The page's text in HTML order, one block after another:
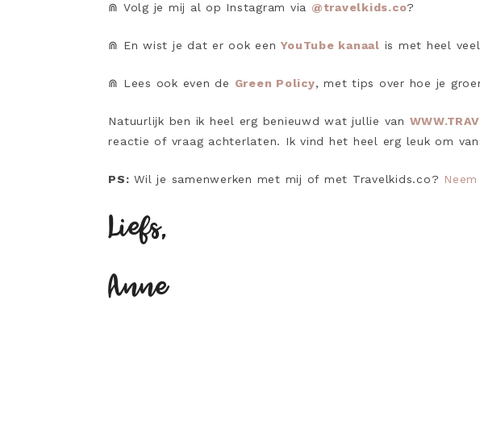
⋒ Volg je mij al op Instagram via @travelkids.co?
⋒ En wist je dat er ook eenYouTube kanaal is met heel
⋒ Lees ook even de Green Policy, met tips over hoe je
Natuurlijk ben ik heel erg benieuwd wat jullie van
reactie of vraag achterlaten. Ik vind het heel erg leuk om
PS: Wil je samenwerken met mij of met Travelkids.co?
Liefs,
Anne